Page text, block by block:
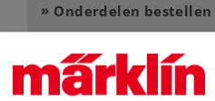
Onderdelen bestellen